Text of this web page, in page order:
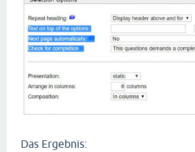
Das Ergebnis: